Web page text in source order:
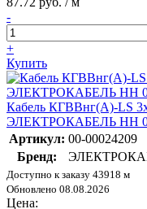
-
+
Купить
Кабель КГВВнг(А)-LS
ЭЛЕКТРОКАБЕЛЬ НН
Артикул: 00-00024209
Бренд:
Доступно к заказу 43918 м
Обновлено 08.08.2026
Цена: